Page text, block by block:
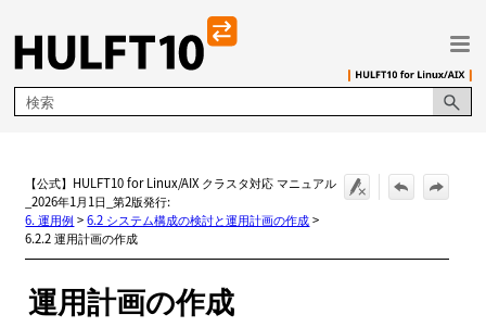
メイン コンテンツにスキップ
【公式】HULFT10 for Linux/AIX クラスタ対応 マニュアル
_2026年1月1日_第2版発行:
6. 運用例 >6.2 システム構成の検討と運用計画の作成>
6.2.2 運用計画の作成
運用計画の作成